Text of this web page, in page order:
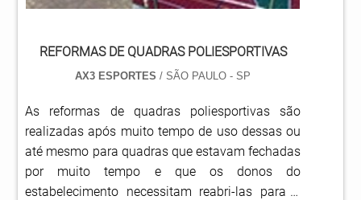
REFORMAS DE QUADRAS POLIESPORTIVAS
AX3 ESPORTES/ SÃO PAULO - SP
As reformas de quadras poliesportivas são
realizadas após muito tempo de uso dessas ou
até mesmo para quadras que estavam fechadas
por muito tempo e que os donos do
estabelecimento necessitam reabri-las para o